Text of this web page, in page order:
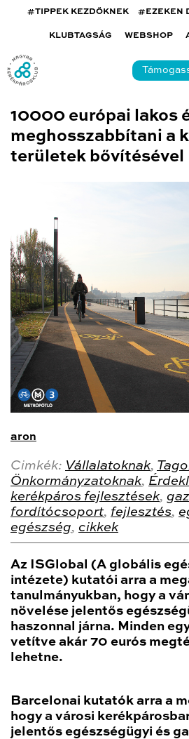
#TIPPEK KEZDŐKNEK #EZEKEN
KLUBTAGSÁG WEBSHOP
10000 európai lakos
meghosszabbítani a
területek bővítésével
aron
Cimkék: Vállalatoknak,
Önkormányzatoknak,
kerékpáros fejlesztések,
fordítócsoport, fejlesztés,
egészség, cikkek
Az ISGlobal (A globális
intézete) kutatói arra a
tanulmányukban, hogy a
növelése jelentős
haszonnal járna. Minden
vetítve akár 70 eurós
lehetne.
Barcelonai kutatók arra a
hogy a városi
jelentős egészségügyi és